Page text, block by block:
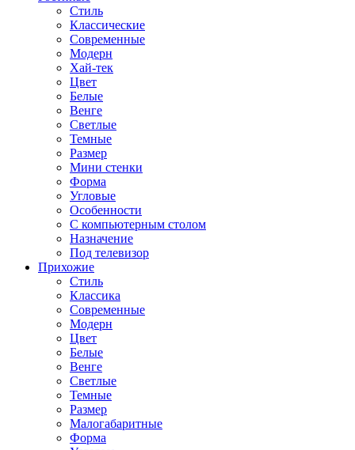
Стиль
Классические
Современные
Модерн
Хай-тек
Цвет
Белые
Венге
Светлые
Темные
Размер
Мини стенки
Форма
Угловые
Особенности
С компьютерным столом
Назначение
Под телевизор
Прихожие
Стиль
Классика
Современные
Модерн
Цвет
Белые
Венге
Светлые
Темные
Размер
Малогабаритные
Форма